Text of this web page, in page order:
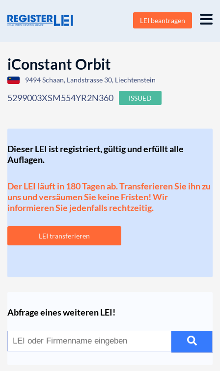
LEI beantragen
iConstant Orbit
9494 Schaan, Landstrasse 30, Liechtenstein
5299003XSM554YR2N360 ISSUED
Dieser LEI ist registriert, gültig und erfüllt alle
Auflagen.
Der LEI läuft in 180 Tagen ab. Transferieren Sie ihn zu
uns und versäumen Sie keine Fristen! Wir
informieren Sie jedenfalls rechtzeitig.
LEI transferieren
Abfrage eines weiteren LEI!